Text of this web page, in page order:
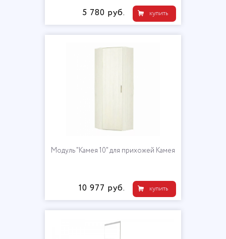
купить
5 780 руб.
Модуль "Камея 10" для прихожей Камея
купить
10 977 руб.